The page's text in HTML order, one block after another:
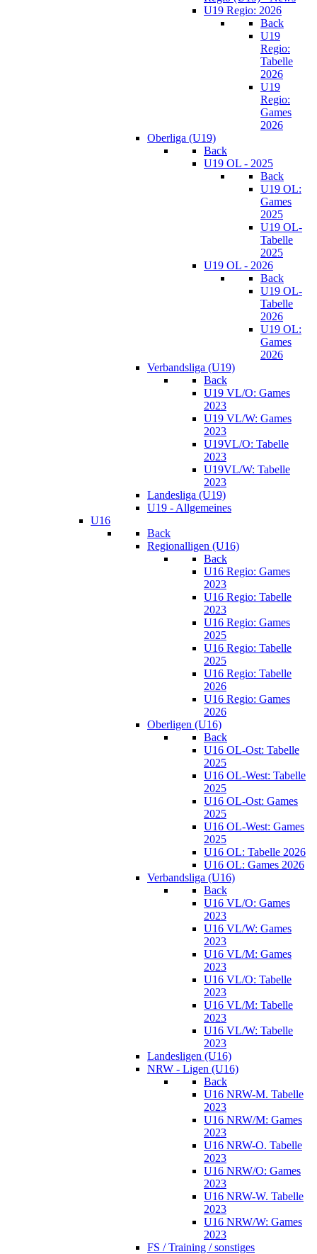
U19 Regio: 2026
Back
U19
Regio:
Tabelle
2026
U19
Regio:
Games
2026
Oberliga (U19)
Back
U19 OL - 2025
Back
U19 OL:
Games
2025
U19 OL-
Tabelle
2025
U19 OL - 2026
Back
U19 OL-
Tabelle
2026
U19 OL:
Games
2026
Verbandsliga (U19)
Back
U19 VL/O: Games
2023
U19 VL/W: Games
2023
U19VL/O: Tabelle
2023
U19VL/W: Tabelle
2023
Landesliga (U19)
U19 - Allgemeines
U16
Back
Regionalligen (U16)
Back
U16 Regio: Games
2023
U16 Regio: Tabelle
2023
U16 Regio: Games
2025
U16 Regio: Tabelle
2025
U16 Regio: Tabelle
2026
U16 Regio: Games
2026
Oberligen (U16)
Back
U16 OL-Ost: Tabelle
2025
U16 OL-West: Tabelle
2025
U16 OL-Ost: Games
2025
U16 OL-West: Games
2025
U16 OL: Tabelle 2026
U16 OL: Games 2026
Verbandsliga (U16)
Back
U16 VL/O: Games
2023
U16 VL/W: Games
2023
U16 VL/M: Games
2023
U16 VL/O: Tabelle
2023
U16 VL/M: Tabelle
2023
U16 VL/W: Tabelle
2023
Landesligen (U16)
NRW - Ligen (U16)
Back
U16 NRW-M. Tabelle
2023
U16 NRW/M: Games
2023
U16 NRW-O. Tabelle
2023
U16 NRW/O: Games
2023
U16 NRW-W. Tabelle
2023
U16 NRW/W: Games
2023
FS / Training / sonstiges